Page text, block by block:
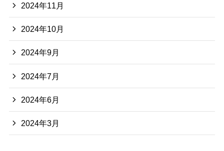
2024年11月
2024年10月
2024年9月
2024年7月
2024年6月
2024年3月